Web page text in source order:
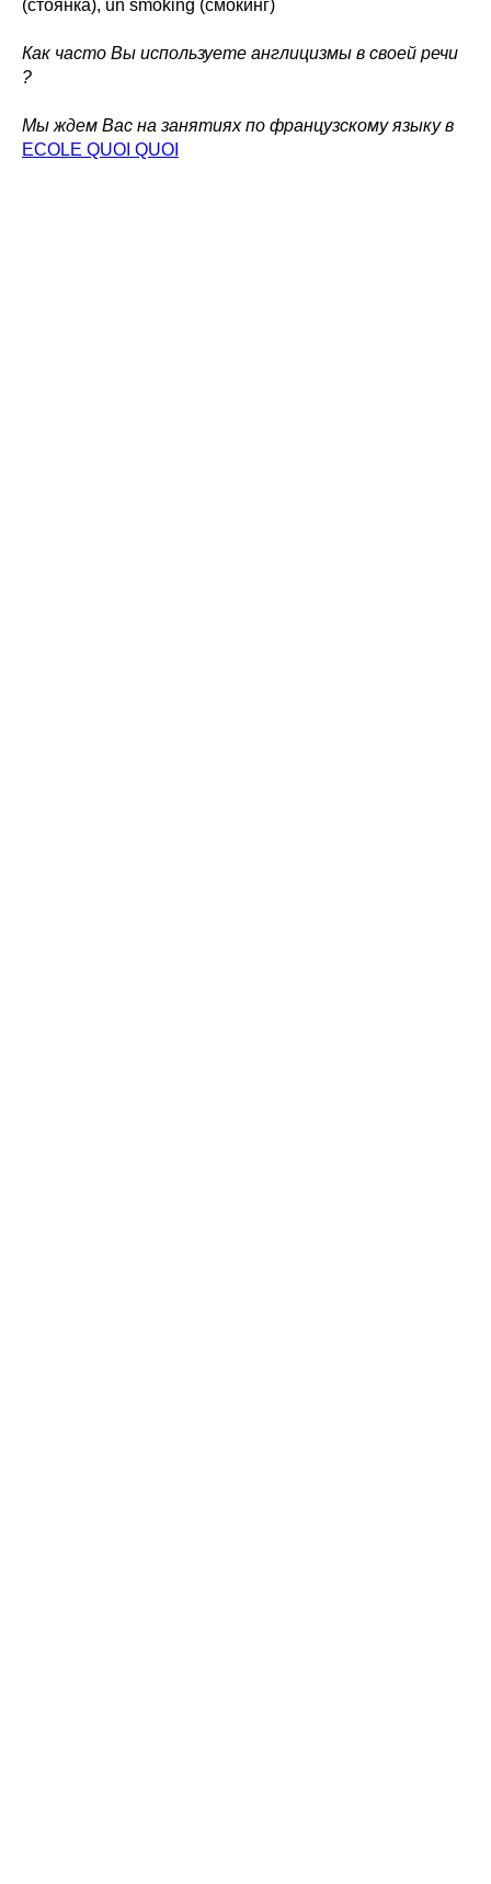
(стоянка), un smoking (смокинг)
Как часто Вы используете англицизмы в своей речи
?
Мы ждем Вас на занятиях по французскому языку в
ECOLE QUOI QUOI